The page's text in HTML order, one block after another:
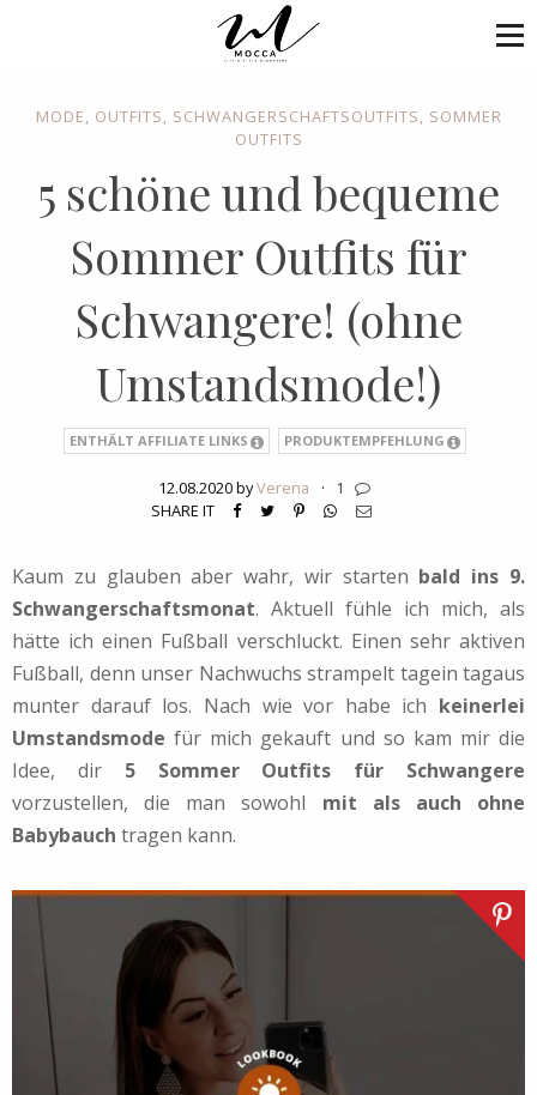
MODE, OUTFITS, SCHWANGERSCHAFTSOUTFITS, SOMMER
OUTFITS
5 schöne und bequeme
Sommer Outfits für
Schwangere! (ohne
Umstandsmode!)
ENTHÄLT AFFILIATE LINKS PRODUKTEMPFEHLUNG
12.08.2020 byVerena ·
1
SHARE IT
Kaum zu glauben aber wahr, wir starten bald ins 9.
Schwangerschaftsmonat. Aktuell fühle ich mich, als
hätte ich einen Fußball verschluckt. Einen sehr aktiven
Fußball, denn unser Nachwuchs strampelt tagein tagaus
munter darauf los. Nach wie vor habe ich keinerlei
Umstandsmode für mich gekauft und so kam mir die
Idee, dir 5 Sommer Outfits für Schwangere
vorzustellen, die man sowohl mit als auch ohne
Babybauch tragen kann.